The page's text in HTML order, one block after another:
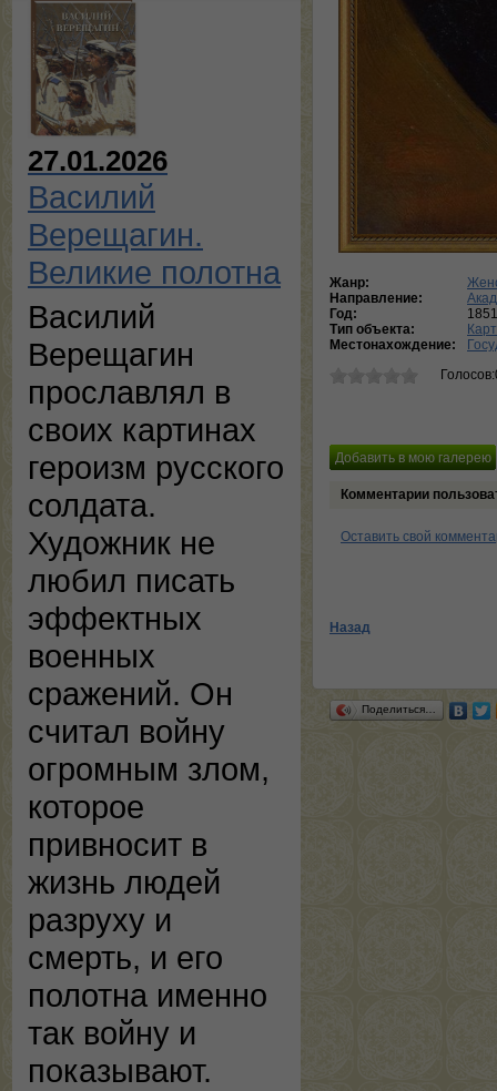
27.01.2026
Василий
Верещагин.
Великие полотна
Василий
Верещагин
прославлял в
своих картинах
героизм русского
солдата.
Художник не
любил писать
эффектных
военных
сражений. Он
считал войну
огромным злом,
которое
привносит в
жизнь людей
разруху и
смерть, и его
полотна именно
так войну и
показывают.
Жанр:
Направление:
Год:
1851
Тип объекта:
Местонахождение:
Комментарии
Оставить свой
Назад
Поделиться…